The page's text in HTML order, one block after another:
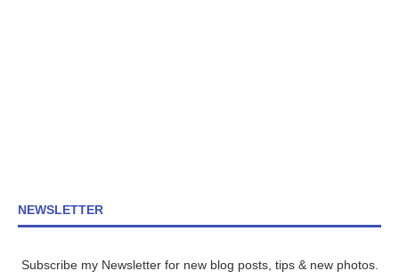
NEWSLETTER
Subscribe my Newsletter for new blog posts, tips & new photos.